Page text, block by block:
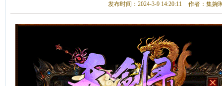
发布时间：2024-3-9 14:20:11 作者：集婉